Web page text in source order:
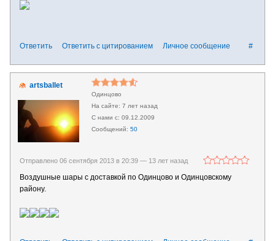
#
Ответить Ответить с цитированием Личное сообщение
artsballet
Одинцово
7 лет назад
09.12.2009
50
Отправлено 06 сентября 2013 в 20:39 — 13 лет назад
Воздушные шары с доставкой по Одинцово и Одинцовскому
району.